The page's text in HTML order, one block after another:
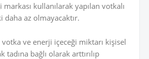
kullanılarak yapılan votkalı
daha az olmayacaktır.
ve enerji içeceği miktarı kişisel
tadına bağlı olarak arttırılıp